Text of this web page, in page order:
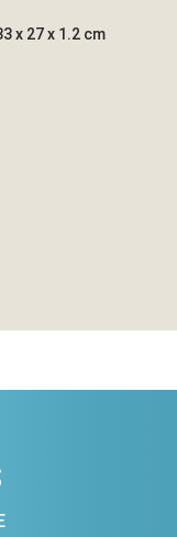
x 27 x 1.2 cm